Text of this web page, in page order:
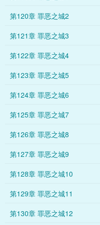
第120章 罪恶之城2
第121章 罪恶之城3
第122章 罪恶之城4
第123章 罪恶之城5
第124章 罪恶之城6
第125章 罪恶之城7
第126章 罪恶之城8
第127章 罪恶之城9
第128章 罪恶之城10
第129章 罪恶之城11
第130章 罪恶之城12